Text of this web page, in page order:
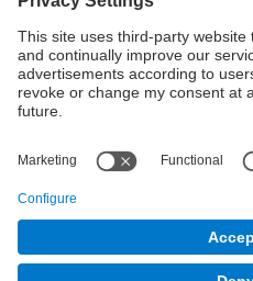
Except where otherwise
licensed under a Creative
NonCommercial-NoDerivs 3.0